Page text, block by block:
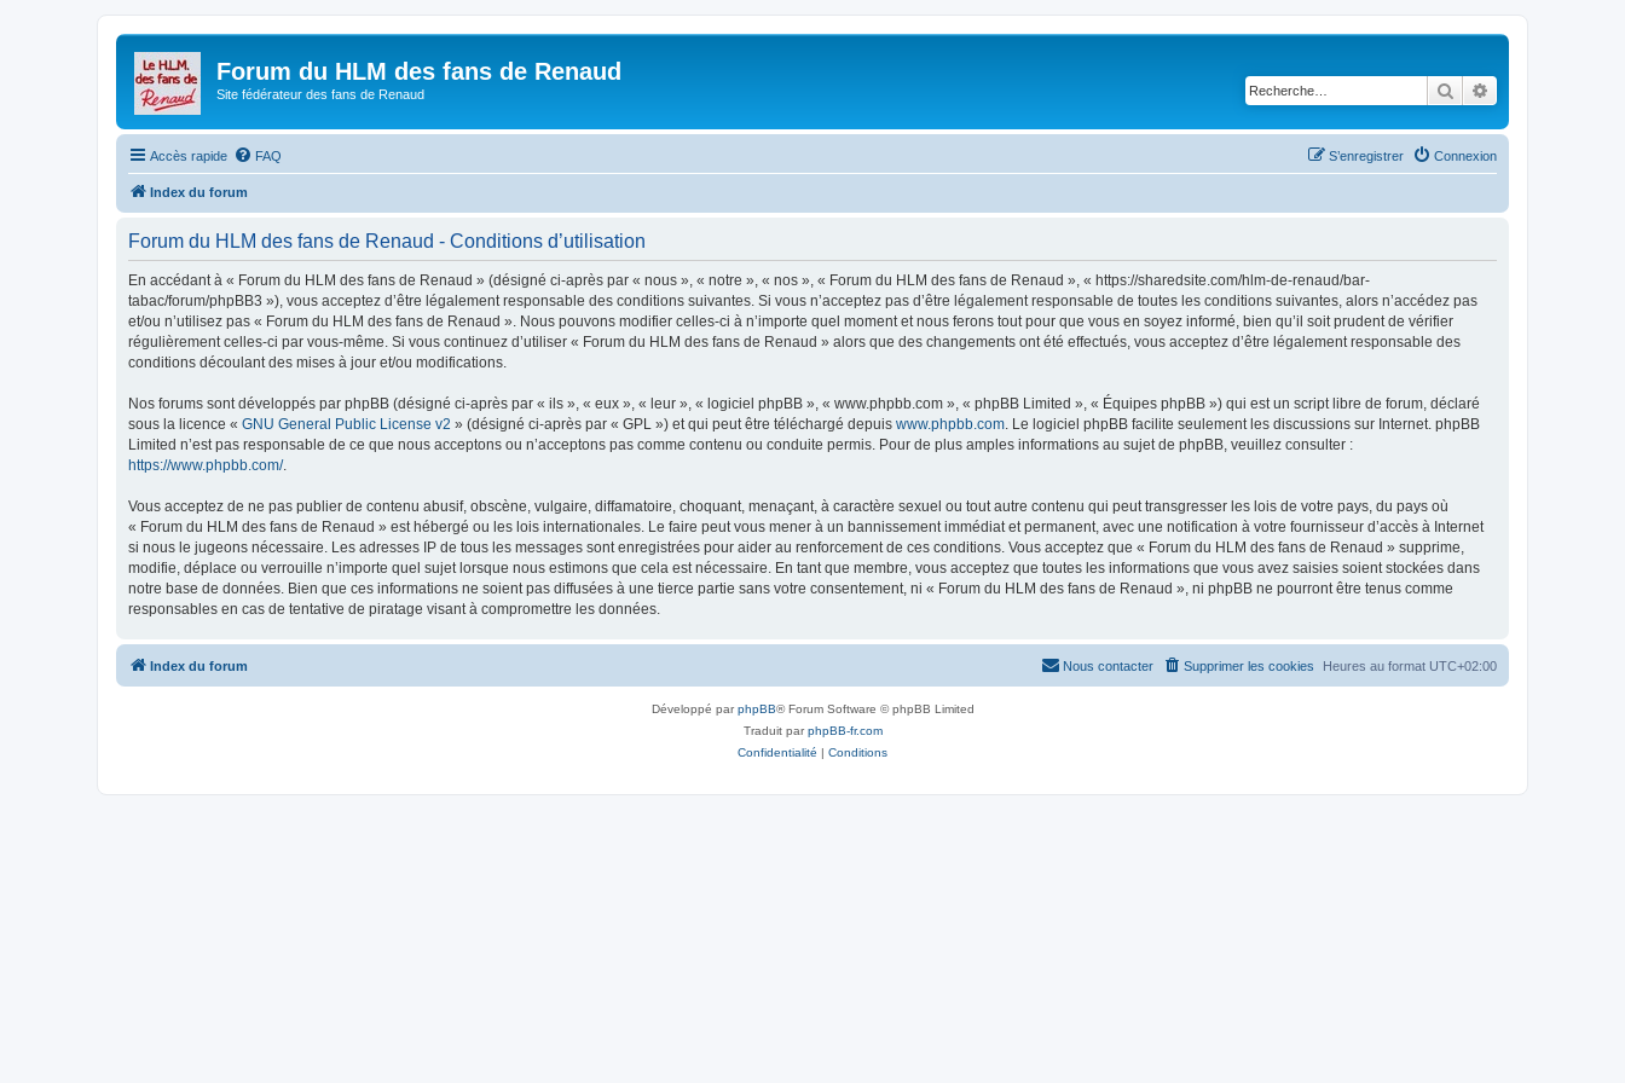
Forum du HLM des fans de Renaud
Site fédérateur des fans de Renaud Rechercher
Accès rapide FAQ Connexion
S’enregistrer
Index du forum
Forum du HLM des fans de Renaud - Conditions d’utilisation
En accédant à « Forum du HLM des fans de Renaud » (désigné ci-après par « nous », « notre », « nos », « Forum du HLM des fans de Renaud », « https://sharedsite.com/hlm-de-renaud/bar-
tabac/forum/phpBB3 »), vous acceptez d’être légalement responsable des conditions suivantes. Si vous n’acceptez pas d’être légalement responsable de toutes les conditions suivantes, alors n’accédez pas
et/ou n’utilisez pas « Forum du HLM des fans de Renaud ». Nous pouvons modifier celles-ci à n’importe quel moment et nous ferons tout pour que vous en soyez informé, bien qu’il soit prudent de vérifier
régulièrement celles-ci par vous-même. Si vous continuez d’utiliser « Forum du HLM des fans de Renaud » alors que des changements ont été effectués, vous acceptez d’être légalement responsable des
conditions découlant des mises à jour et/ou modifications.
Nos forums sont développés par phpBB (désigné ci-après par « ils », « eux », « leur », « logiciel phpBB », « www.phpbb.com », « phpBB Limited », « Équipes phpBB ») qui est un script libre de forum, déclaré
sous la licence « GNU General Public License v2 » (désigné ci-après par « GPL ») et qui peut être téléchargé depuis www.phpbb.com . Le logiciel phpBB facilite seulement les discussions sur Internet. phpBB
Limited n’est pas responsable de ce que nous acceptons ou n’acceptons pas comme contenu ou conduite permis. Pour de plus amples informations au sujet de phpBB, veuillez consulter :
https://www.phpbb.com/.
Vous acceptez de ne pas publier de contenu abusif, obscène, vulgaire, diffamatoire, choquant, menaçant, à caractère sexuel ou tout autre contenu qui peut transgresser les lois de votre pays, du pays où
« Forum du HLM des fans de Renaud » est hébergé ou les lois internationales. Le faire peut vous mener à un bannissement immédiat et permanent, avec une notification à votre fournisseur d’accès à Internet
si nous le jugeons nécessaire. Les adresses IP de tous les messages sont enregistrées pour aider au renforcement de ces conditions. Vous acceptez que « Forum du HLM des fans de Renaud » supprime,
modifie, déplace ou verrouille n’importe quel sujet lorsque nous estimons que cela est nécessaire. En tant que membre, vous acceptez que toutes les informations que vous avez saisies soient stockées dans
notre base de données. Bien que ces informations ne soient pas diffusées à une tierce partie sans votre consentement, ni « Forum du HLM des fans de Renaud », ni phpBB ne pourront être tenus comme
responsables en cas de tentative de piratage visant à compromettre les données.
Index du forum Heures au format UTC+02:00
Supprimer les cookies
Nous contacter
Développé parphpBB® Forum Software © phpBB Limited
Traduit parphpBB-fr.com
Confidentialité | Conditions